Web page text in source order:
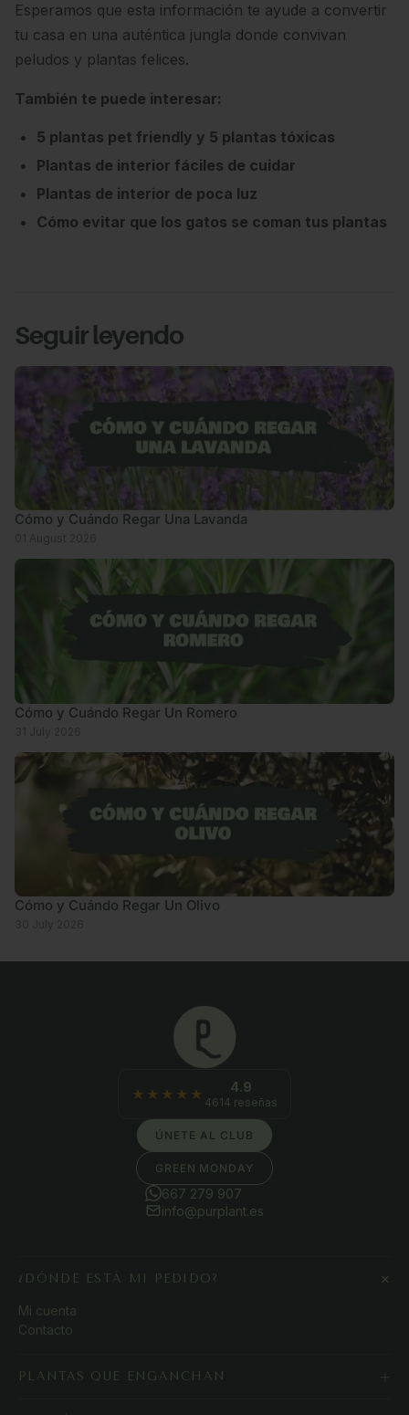
Esperamos que esta información te ayude a convertir
tu casa en una auténtica jungla donde convivan
peludos y plantas felices.
También te puede interesar:
5 plantas pet friendly y 5 plantas tóxicas
Plantas de interior fáciles de cuidar
Plantas de interior de poca luz
Cómo evitar que los gatos se coman tus plantas
Seguir leyendo
Cómo y Cuándo Regar Una Lavanda
Cómo y Cuándo Regar Un Romero
Cómo y Cuándo Regar Un Olivo
★★★★★ 4.9
4614 reseñas
ÚNETE AL CLUB
GREEN MONDAY
667 279 907
info@purplant.es
¿DÓNDE ESTÁ MI PEDIDO? +
Mi cuenta
Contacto
PLANTAS QUE ENGANCHAN